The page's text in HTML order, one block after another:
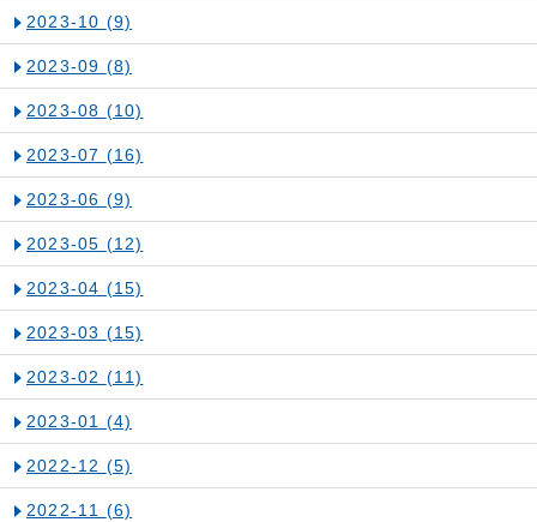
2023-10 (9)
2023-09 (8)
2023-08 (10)
2023-07 (16)
2023-06 (9)
2023-05 (12)
2023-04 (15)
2023-03 (15)
2023-02 (11)
2023-01 (4)
2022-12 (5)
2022-11 (6)